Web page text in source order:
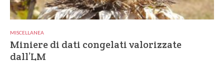
MISCELLANEA
Miniere di dati congelati valorizzate
dall’LM